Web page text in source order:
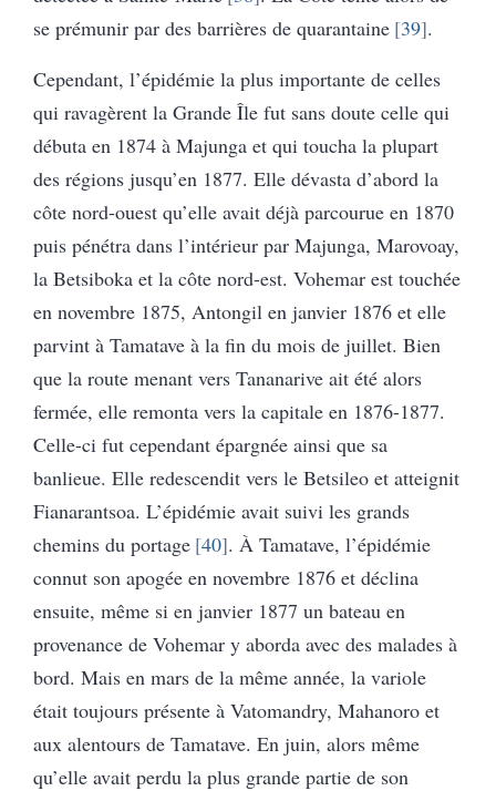
se prémunir par des barrières de quarantaine 39 .
Cependant, l’épidémie la plus importante de celles
qui ravagèrent la Grande Île fut sans doute celle qui
débuta en 1874 à Majunga et qui toucha la plupart
des régions jusqu’en 1877. Elle dévasta d’abord la
côte nord-ouest qu’elle avait déjà parcourue en 1870
puis pénétra dans l’intérieur par Majunga, Marovoay,
la Betsiboka et la côte nord-est. Vohemar est touchée
en novembre 1875, Antongil en janvier 1876 et elle
parvint à Tamatave à la fin du mois de juillet. Bien
que la route menant vers Tananarive ait été alors
fermée, elle remonta vers la capitale en 1876-1877.
Celle-ci fut cependant épargnée ainsi que sa
banlieue. Elle redescendit vers le Betsileo et atteignit
Fianarantsoa. L’épidémie avait suivi les grands
chemins du portage 40 . À Tamatave, l’épidémie
connut son apogée en novembre 1876 et déclina
ensuite, même si en janvier 1877 un bateau en
provenance de Vohemar y aborda avec des malades à
bord. Mais en mars de la même année, la variole
était toujours présente à Vatomandry, Mahanoro et
aux alentours de Tamatave. En juin, alors même
qu’elle avait perdu la plus grande partie de son